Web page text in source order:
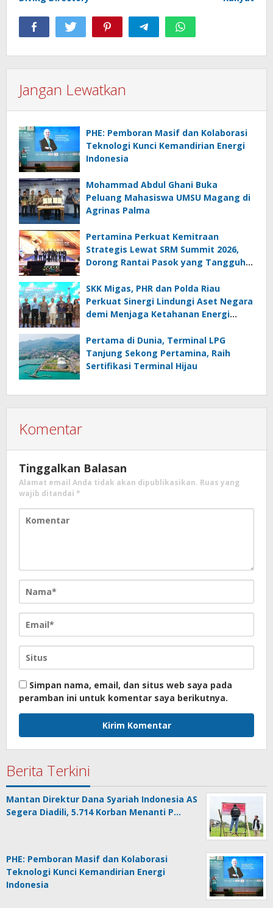
Jangan Lewatkan
PHE: Pemboran Masif dan Kolaborasi
Teknologi Kunci Kemandirian Energi
Indonesia
Mohammad Abdul Ghani Buka
Peluang Mahasiswa UMSU Magang di
Agrinas Palma
Pertamina Perkuat Kemitraan
Strategis Lewat SRM Summit 2026,
Dorong Rantai Pasok yang Tangguh
SKK Migas, PHR dan Polda Riau
Perkuat Sinergi Lindungi Aset Negara
demi Menjaga Ketahanan Energi
Pertama di Dunia, Terminal LPG
Tanjung Sekong Pertamina, Raih
Sertifikasi Terminal Hijau
Komentar
Tinggalkan Balasan
Alamat email Anda tidak akan dipublikasikan. Ruas yang
wajib ditandai *
Simpan nama, email, dan situs web saya pada
peramban ini untuk komentar saya berikutnya.
Berita Terkini
Mantan Direktur Dana Syariah Indonesia AS
Segera Diadili, 5.714 Korban Menanti P…
PHE: Pemboran Masif dan Kolaborasi
Teknologi Kunci Kemandirian Energi
Indonesia